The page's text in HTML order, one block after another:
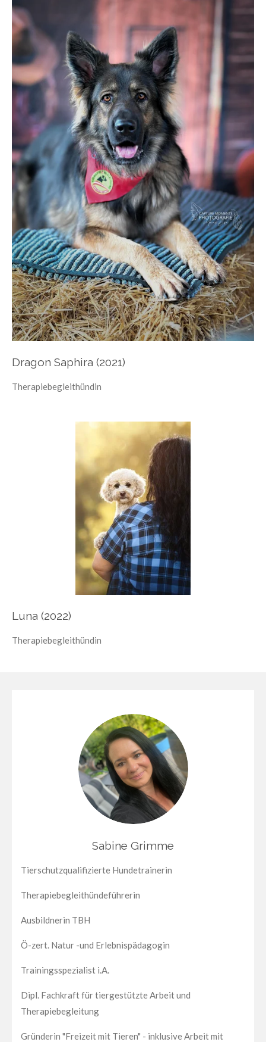
Dragon Saphira (2021)
Therapiebegleithündin
Luna (2022)
Therapiebegleithündin
Sabine Grimme
Tierschutzqualifizierte Hundetrainerin
Therapiebegleithündeführerin
Ausbildnerin TBH
Ö-zert. Natur -und Erlebnispädagogin
Trainingsspezialist i.A.
Dipl. Fachkraft für tiergestützte Arbeit und
Therapiebegleitung
Gründerin "Freizeit mit Tieren" - inklusive Arbeit mit